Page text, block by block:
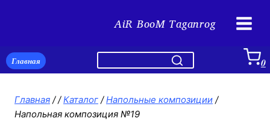
AiR BooM Taganrog
Главная 0
Главная / / Каталог / Напольные композиции /
Напольная композиция №19